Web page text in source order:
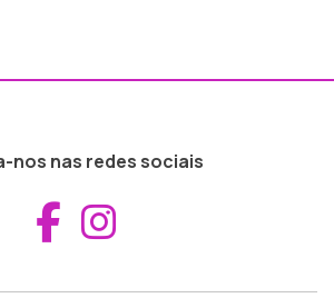
nos nas redes sociais
Aceder ao